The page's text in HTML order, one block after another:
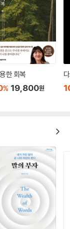
있는 거다.
지만 내 경험으로는
터 어떤 지원도 받
업데이트 된다. 에
은 방법이 발견되
도 참을 만하다.
저장한다. 에버노
에 또 다른 하위 노
올라가는 복잡한 것
로 사진을 찍거나,
럭시 노트의 스크랩
는 대로 적어 넣는
그적 데이터베이스
한 회복
% 19,800원